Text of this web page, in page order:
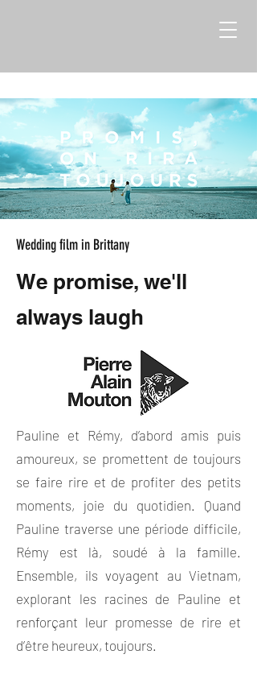
Wedding film in Brittany
We promise, we'll
always laugh
Pauline et Rémy, d’abord amis puis
amoureux, se promettent de toujours
se faire rire et de profiter des petits
moments, joie du quotidien. Quand
Pauline traverse une période difficile,
Rémy est là, soudé à la famille.
Ensemble, ils voyagent au Vietnam,
explorant les racines de Pauline et
renforçant leur promesse de rire et
d’être heureux, toujours.